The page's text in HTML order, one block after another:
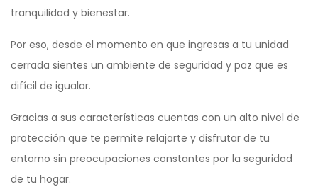
tranquilidad y bienestar.
Por eso, desde el momento en que ingresas a tu unidad
cerrada sientes un ambiente de seguridad y paz que es
difícil de igualar.
Gracias a sus características cuentas con un alto nivel de
protección que te permite relajarte y disfrutar de tu
entorno sin preocupaciones constantes por la seguridad
de tu hogar.